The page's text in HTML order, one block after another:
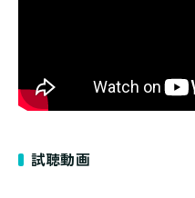
試聴動画